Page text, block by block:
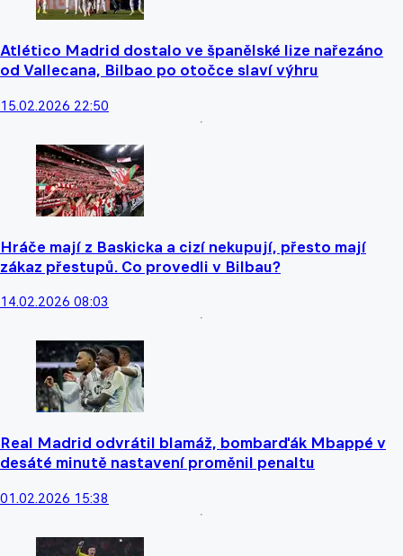
Atlético Madrid dostalo ve španělské lize nařezáno
od Vallecana, Bilbao po otočce slaví výhru
15.02.2026 22:50
Hráče mají z Baskicka a cizí nekupují, přesto mají
zákaz přestupů. Co provedli v Bilbau?
14.02.2026 08:03
Real Madrid odvrátil blamáž, bombarďák Mbappé v
desáté minutě nastavení proměnil penaltu
01.02.2026 15:38